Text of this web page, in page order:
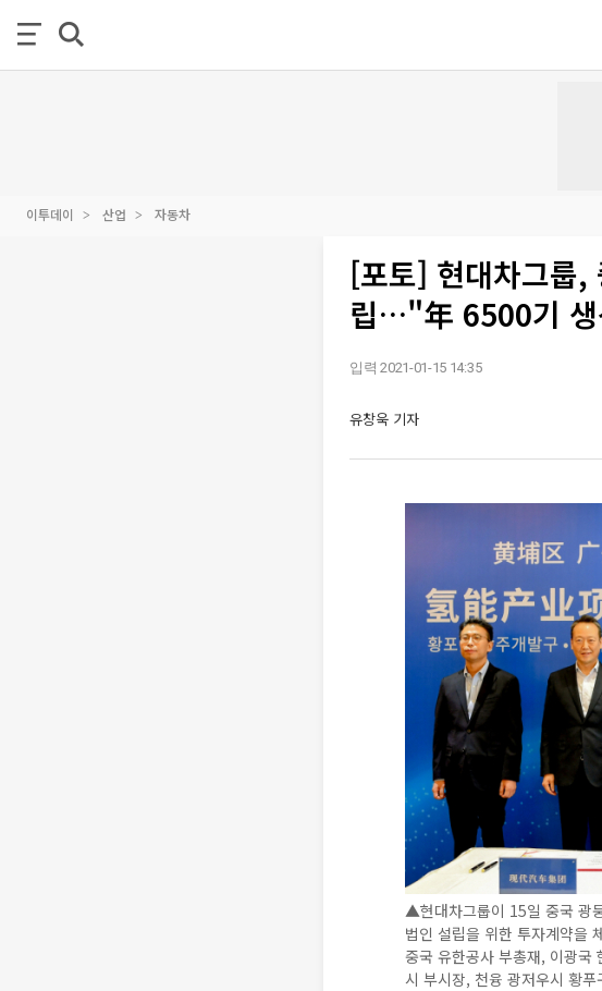
이투데이 산업 자동차
[포토] 현대차그룹,
립…"年 6500기
입력 2021-01-15 14:35
유창욱 기자
▲현대차그룹이 15일 중국 광
법인 설립을 위한 투자계약을
중국 유한공사 부총재, 이광국
시 부시장, 천융 광저우시 황